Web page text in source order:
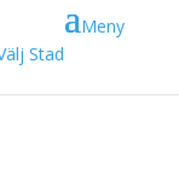
Meny
Stad